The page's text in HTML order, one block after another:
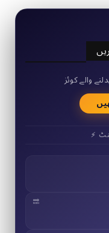
والے کوئز